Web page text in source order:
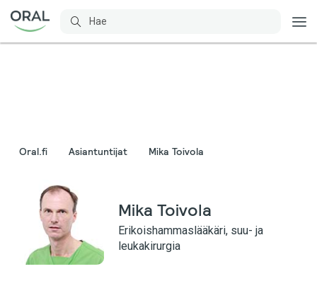
Oral.fi Asiantuntijat Mika Toivola
Mika Toivola
Erikoishammaslääkäri, suu- ja
leukakirurgia